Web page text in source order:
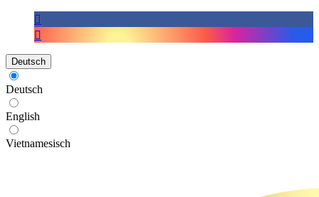
Deutsch
Deutsch
English
Vietnamesisch